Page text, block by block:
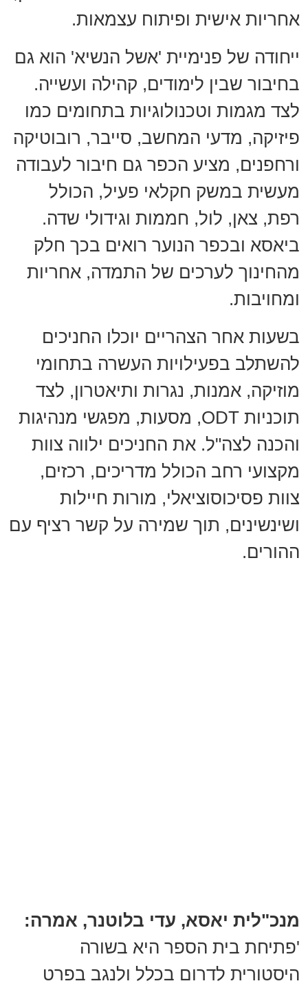
אחריות אישית ופיתוח עצמאות.
ייחודה של פנימיית 'אשל הנשיא' הוא גם
בחיבור שבין לימודים, קהילה ועשייה.
לצד מגמות וטכנולוגיות בתחומים כמו
פיזיקה, מדעי המחשב, סייבר, רובוטיקה
ורחפנים, מציע הכפר גם חיבור לעבודה
מעשית במשק חקלאי פעיל, הכולל
רפת, צאן, לול, חממות וגידולי שדה.
ביאסא ובכפר הנוער רואים בכך חלק
מהחינוך לערכים של התמדה, אחריות
ומחויבות.
בשעות אחר הצהריים יוכלו החניכים
להשתלב בפעילויות העשרה בתחומי
מוזיקה, אמנות, נגרות ותיאטרון, לצד
תוכניות ODT, מסעות, מפגשי מנהיגות
והכנה לצה"ל. את החניכים ילווה צוות
מקצועי רחב הכולל מדריכים, רכזים,
צוות פסיכוסוציאלי, מורות חיילות
ושינשינים, תוך שמירה על קשר רציף עם
ההורים.
מנכ"לית יאסא, עדי בלוטנר, אמרה:
'פתיחת בית הספר היא בשורה
היסטורית לדרום בכלל ולנגב בפרט